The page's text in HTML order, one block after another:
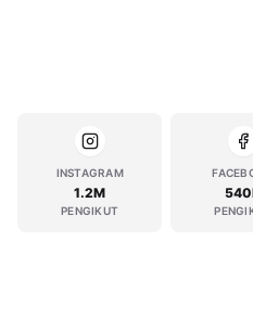
INSTAGRAM
1.2M
PENGIKUT